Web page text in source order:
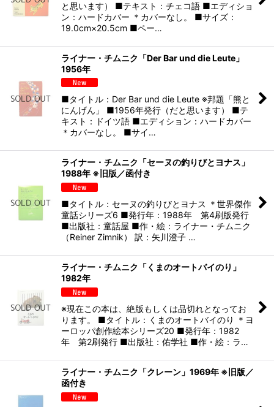
と思います） ■テキスト：チェコ語 ■エディショ
ン：ハードカバー ＊カバーなし。 ■サイズ：
19.0cm×20.5cm ■ペー…
ライナー・チムニク「Der Bar und die Leute」
1956年
■タイトル：Der Bar und die Leute ※邦題「熊と
にんげん」 ■1956年発行（だと思います） ■テ
キスト：ドイツ語 ■エディション：ハードカバー
＊カバーなし。 ■サイ…
ライナー・チムニク「セーヌの釣りびとヨナス」
1988年 ※旧版／函付き
■タイトル：セーヌの釣りびとヨナス ＊世界傑作
童話シリーズ6 ■発行年：1988年 第4刷版発行
■出版社：童話屋 ■作・絵：ライナー・チムニク
（Reiner Zimnik） 訳：矢川澄子 …
ライナー・チムニク「くまのオートバイのり」
1982年
※現在この本は、絶版もしくは品切れとなってお
ります。 ■タイトル：くまのオートバイのり ＊ヨ
ーロッパ創作絵本シリーズ20 ■発行年：1982
年 第2刷発行 ■出版社：佑学社 ■作・絵：ラ…
ライナー・チムニク「クレーン」1969年 ※旧版／
函付き